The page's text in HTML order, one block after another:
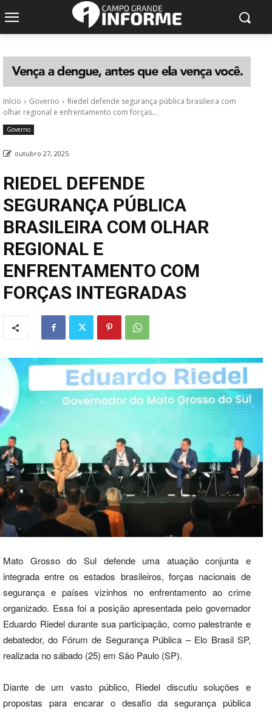
Início Governo
Riedel defende segurança pública brasileira com
olhar regional e enfrentamento com forças...
Governo
outubro 27, 2025
RIEDEL DEFENDE
SEGURANÇA PÚBLICA
BRASILEIRA COM OLHAR
REGIONAL E
ENFRENTAMENTO COM
FORÇAS INTEGRADAS
Mato Grosso do Sul defende uma atuação conjunta e
integrada entre os estados brasileiros, forças nacionais de
segurança e países vizinhos no enfrentamento ao crime
organizado. Essa foi a posição apresentada pelo governador
Eduardo Riedel durante sua participação, como palestrante e
debatedor, do Fórum de Segurança Pública – Elo Brasil SP,
realizada no sábado (25) em São Paulo (SP).
Diante de um vasto público, Riedel discutiu soluções e
propostas para encarar o desafio da segurança pública